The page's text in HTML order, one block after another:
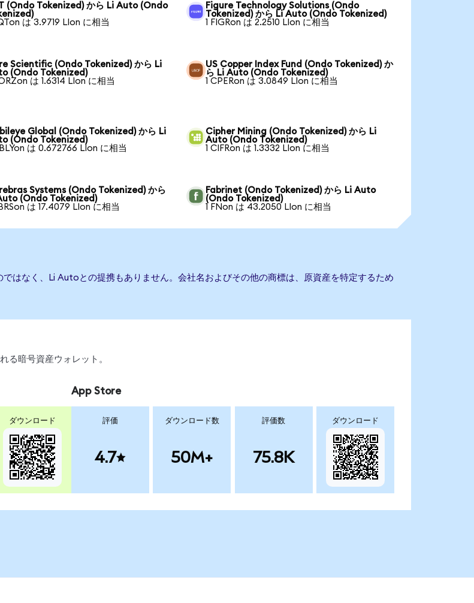
(Ondo Tokenized) から Li Auto (Ondo
は 3.9719 LIon に相当
Figure Technology Solutions (Ondo
Tokenized) から Li Auto (Ondo Tokenized)
1 FIGRon は 2.2510 LIon に相当
Scientific (Ondo Tokenized) から Li
(Ondo Tokenized)
は 1.6314 LIon に相当
US Copper Index Fund (Ondo Tokenized) か
ら Li Auto (Ondo Tokenized)
1 CPERon は 3.0849 LIon に相当
Global (Ondo Tokenized) から Li
(Ondo Tokenized)
は 0.672766 LIon に相当
Cipher Mining (Ondo Tokenized) から Li
Auto (Ondo Tokenized)
1 CIFRon は 1.3332 LIon に相当
Systems (Ondo Tokenized) から
(Ondo Tokenized)
は 17.4079 LIon に相当
Fabrinet (Ondo Tokenized) から Li Auto
(Ondo Tokenized)
1 FNon は 43.2050 LIon に相当
はなく、Li Autoとの提携もありません。会社名およびその他の商標は、原資産を特定するため
る暗号資産ウォレット。
ダウンロード
App Store
評価
4.7
ダウンロード数
50M+
評価数
75.8K
ダウンロード